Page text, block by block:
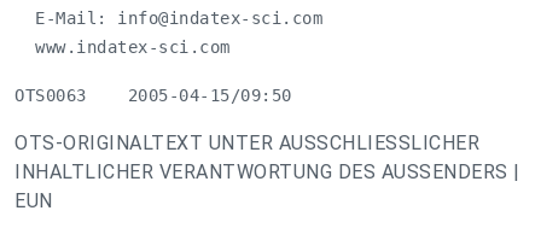
  E-Mail:
info@indatex-sci.com
  www.indatex-sci.com
OTS0063    2005-04-15/09:50
OTS-ORIGINALTEXT UNTER AUSSCHLIESSLICHER
INHALTLICHER VERANTWORTUNG DES AUSSENDERS |
EUN